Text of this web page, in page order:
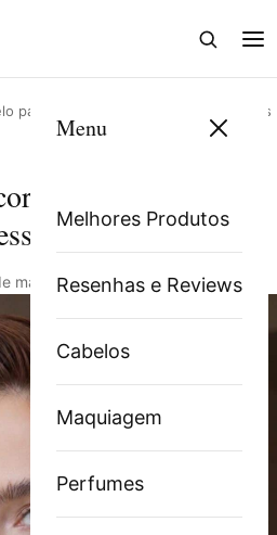
Abrir
Menu
Melhores Produtos
Resenhas e Reviews
Cabelos
Maquiagem
Perfumes
para dar volume e espessura aos fios
de cabelo para
aos fios
março de 2022· 3 min de leitura